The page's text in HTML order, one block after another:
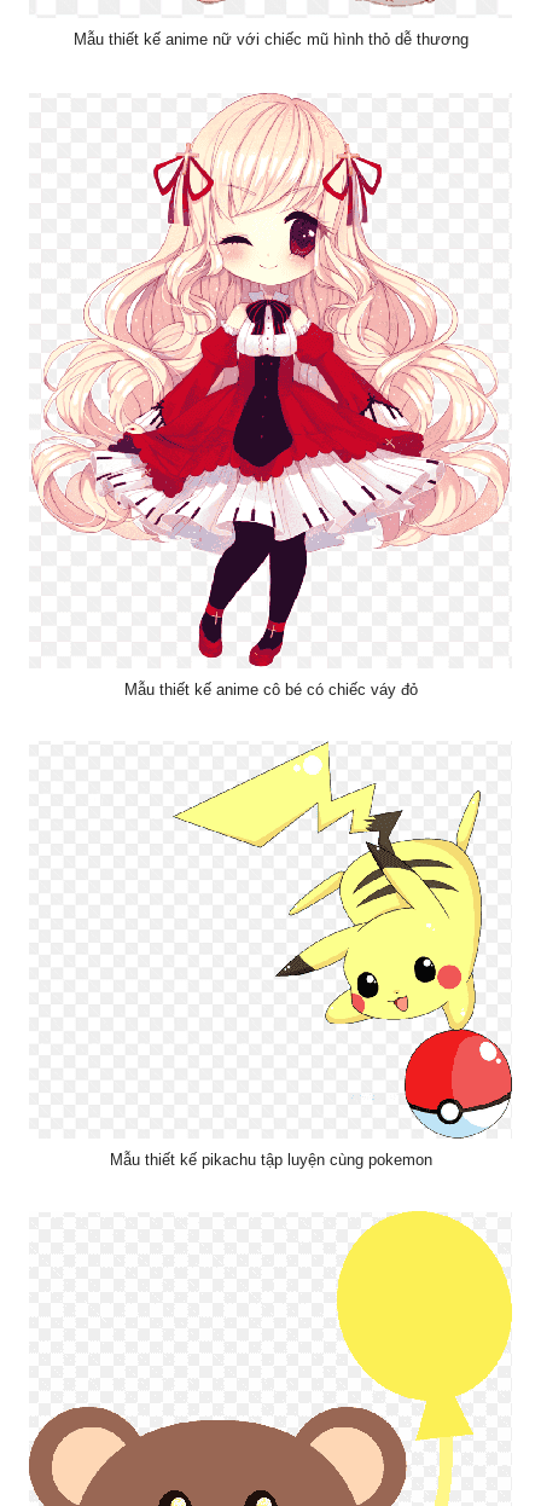
Mẫu thiết kế anime nữ với chiếc mũ hình thỏ dễ thương
Mẫu thiết kế anime cô bé có chiếc váy đỏ
Mẫu thiết kế pikachu tập luyện cùng pokemon